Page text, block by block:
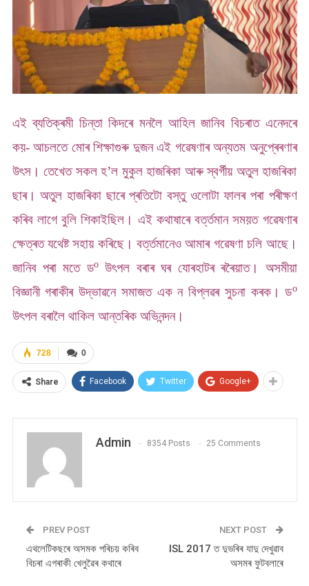
এই ব্যতিক্ৰমী চিন্তা কিদৰে মনলৈ আহিল জানিব বিচৰাত এনেদৰে
কয়- আচলতে মোৰ শিক্ষাগুৰু দুজন এই গৱেষণাৰ অন্যতম অনুপ্ৰেৰণাৰ
উৎস। তেখেত সকল হ’ল মুকুল হাজৰিকা আৰু স্বৰ্গীয় অতুল হাজৰিকা
ছাৰ। অতুল হাজৰিকা ছাৰে প্ৰতিটো বস্তু ওলোটা ফালৰ পৰা পৰীক্ষণ
কৰিব লাগে বুলি শিকাইছিল। এই কথাষাৰে বৰ্ত্তমান সময়ত গৱেষণাৰ
ক্ষেত্ৰত যথেষ্ট সহায় কৰিছে। বৰ্ত্তমানেও আমাৰ গৱেষণা চলি আছে।
জানিব পৰা মতে ডoউৎপল বৰাৰ ঘৰ যোৰহাটৰ ৰৰৈয়াত। অসমীয়া
বিজ্ঞানী গৰাকীৰ উদ্ভাৱনে সমাজত এক ন বিপ্লৱৰ সুচনা কৰক। ডo
উৎপল বৰালৈ থাকিল আন্তৰিক অভিনন্দন।
0
728
Share Facebook Twitter Google+
Admin 8354 Posts 25 Comments
PREV POST
এথলেটিকছৰে অসমক পৰিচয় কৰিব
বিচৰা এগৰাকী খেলুৱৈৰ কথাৰে
NEXT POST
ISL 2017 ত দুভৰিৰ যাদু দেখুৱাব
অসমৰ ফুটবলাৰে